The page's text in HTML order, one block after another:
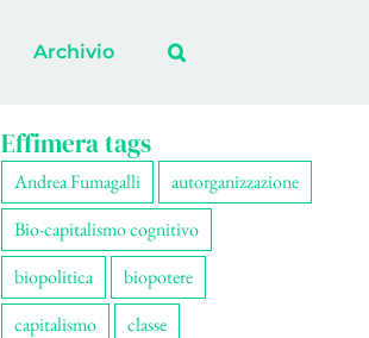
Archivio
Effimera tags
Andrea Fumagalli
autorganizzazione
Bio-capitalismo cognitivo
biopolitica
biopotere
capitalismo
classe